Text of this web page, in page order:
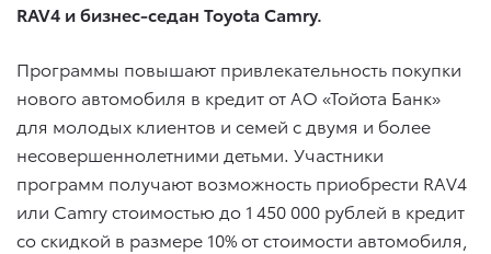
RAV4 и бизнес-седан Toyota Camry.
Программы повышают привлекательность покупки
нового автомобиля в кредит от АО «Тойота Банк»
для молодых клиентов и семей с двумя и более
несовершеннолетними детьми. Участники
программ получают возможность приобрести RAV4
или Camry стоимостью до 1 450 000 рублей в кредит
со скидкой в размере 10% от стоимости автомобиля,